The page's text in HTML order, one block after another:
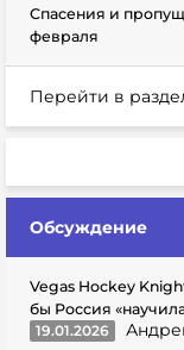
Спасения и
февраля
Перейти в
Обсуждение
Vegas Hockey
бы Россия
19.01.2026